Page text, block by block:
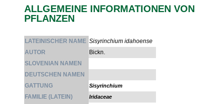
ALLGEMEINE INFORMATIONEN VON
PFLANZEN
LATEINISCHER NAME Sisyrinchium idahoense
AUTOR
Bickn.
SLOVENIAN NAMEN
DEUTSCHEN NAMEN
GATTUNG
Sisyrinchium
FAMILIE (LATEIN) Iridaceae